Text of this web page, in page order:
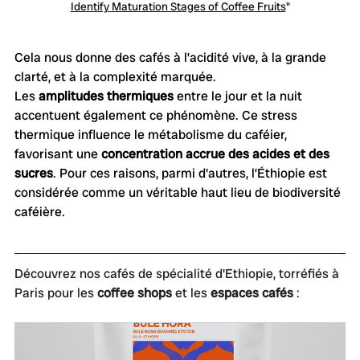
Identify Maturation Stages of Coffee Fruits"
Cela nous donne des cafés à l’acidité vive, à la grande
clarté, et à la complexité marquée.
Les amplitudes thermiques entre le jour et la nuit
accentuent également ce phénomène. Ce stress
thermique influence le métabolisme du caféier,
favorisant une concentration accrue des acides et des
sucres. Pour ces raisons, parmi d'autres, l’Éthiopie est
considérée comme un véritable haut lieu de biodiversité
caféière.
Découvrez nos cafés de spécialité d'Ethiopie, torréfiés à
Paris pour les coffee shops et les espaces cafés :